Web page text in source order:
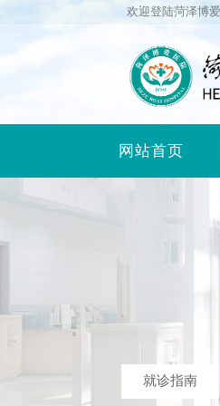
欢迎登陆菏泽博
网站首页
就诊指南